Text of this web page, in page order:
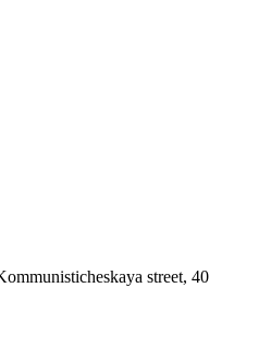
street, 40